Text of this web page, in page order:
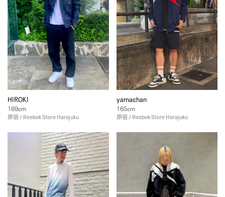
HIROKI
169cm
原宿 / Reebok Store Harajuku
yamachan
165cm
原宿 / Reebok Store Harajuku